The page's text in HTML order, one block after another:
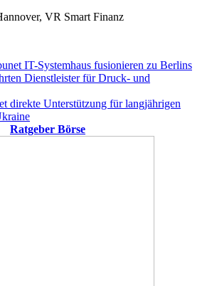
VR Smart Finanz
IT-Systemhaus fusionieren zu Berlins
Dienstleister für Druck- und
direkte Unterstützung für langjährigen
Ratgeber Börse